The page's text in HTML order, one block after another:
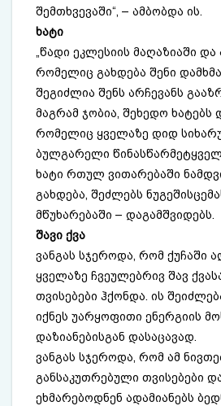
შემთხვევაში“, – ამბობდა ის.
ხატი
„წადი ეკლესიის მაღაზიაში და
რომელიც გახდება შენი
შეგიძლია შენს არჩევანს
მაგრამ ჯობია, შეხედო ხატებს
რომელიც ყველაზე დიდ
ბულგარელი
ხატი რთულ ვითარებაში
გახდება, შეძლებს
მწუხარებაში – დაგამშვიდებს.
შავი ქვა
ვანგას სჯეროდა, რომ ქუჩაში
ყველაზე ჩვეულებრივ შავ
თვისებები ჰქონდა. ის
იქნეს უარყოფითი ენერგიის
დაზიანებისგან დასაცავად.
ვანგას სჯეროდა, რომ ამ
განსაკუთრებული თვისებები
ეხმარებოდნენ ადამიანებს